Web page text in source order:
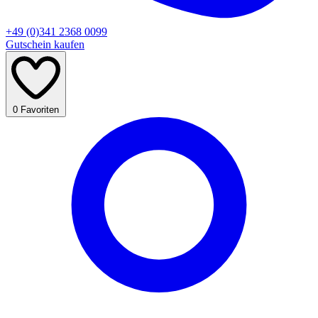
+49 (0)341 2368 0099
Gutschein kaufen
0 Favoriten